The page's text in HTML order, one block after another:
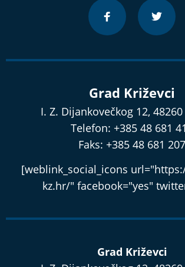
Grad Križevci
I. Z. Dijankovečkog 12,
Telefon: +385 48 681
Faks: +385 48 681 207
[weblink_social_icons
kz.hr/" facebook="yes"
Grad Križevci